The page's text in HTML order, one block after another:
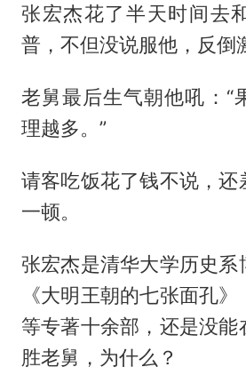
张宏杰花了半天时间去
普，不但没说服他，反倒
老舅最后生气朝他吼：“
理越多。”
请客吃饭花了钱不说，还
一顿。
张宏杰是清华大学历史系
《大明王朝的七张面孔》
等专著十余部，还是没能
胜老舅，为什么？